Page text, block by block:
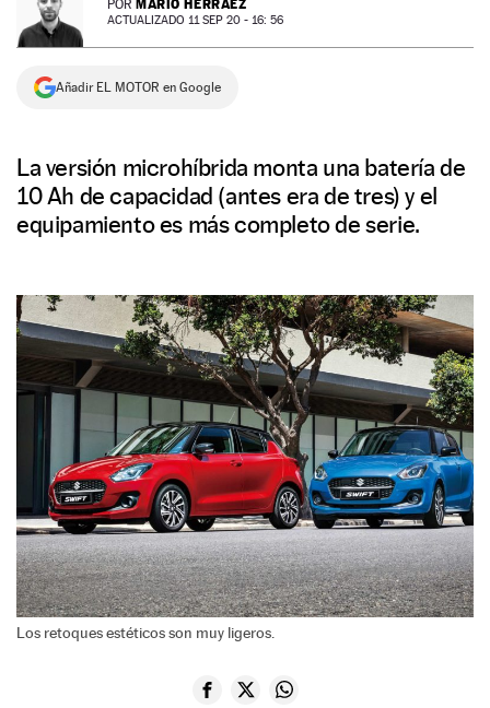
NEWSLETTER
SÍGUENOS
POR MARIO HERRÁEZ
ACTUALIZADO 11 SEP 20 - 16: 56
Añadir EL MOTOR en Google
La versión microhíbrida monta una batería de
10 Ah de capacidad (antes era de tres) y el
equipamiento es más completo de serie.
Los retoques estéticos son muy ligeros.